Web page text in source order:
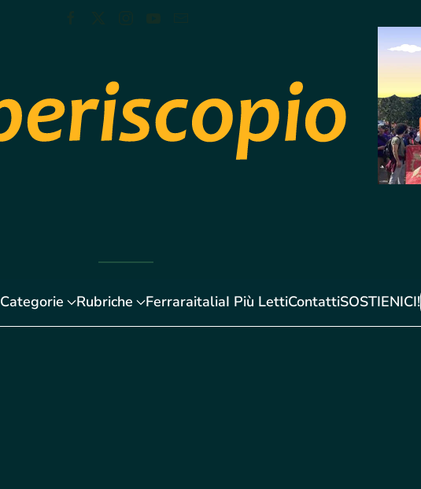
Categorie Rubriche FerraraitaliaI Più LettiContattiSOSTIENICI!